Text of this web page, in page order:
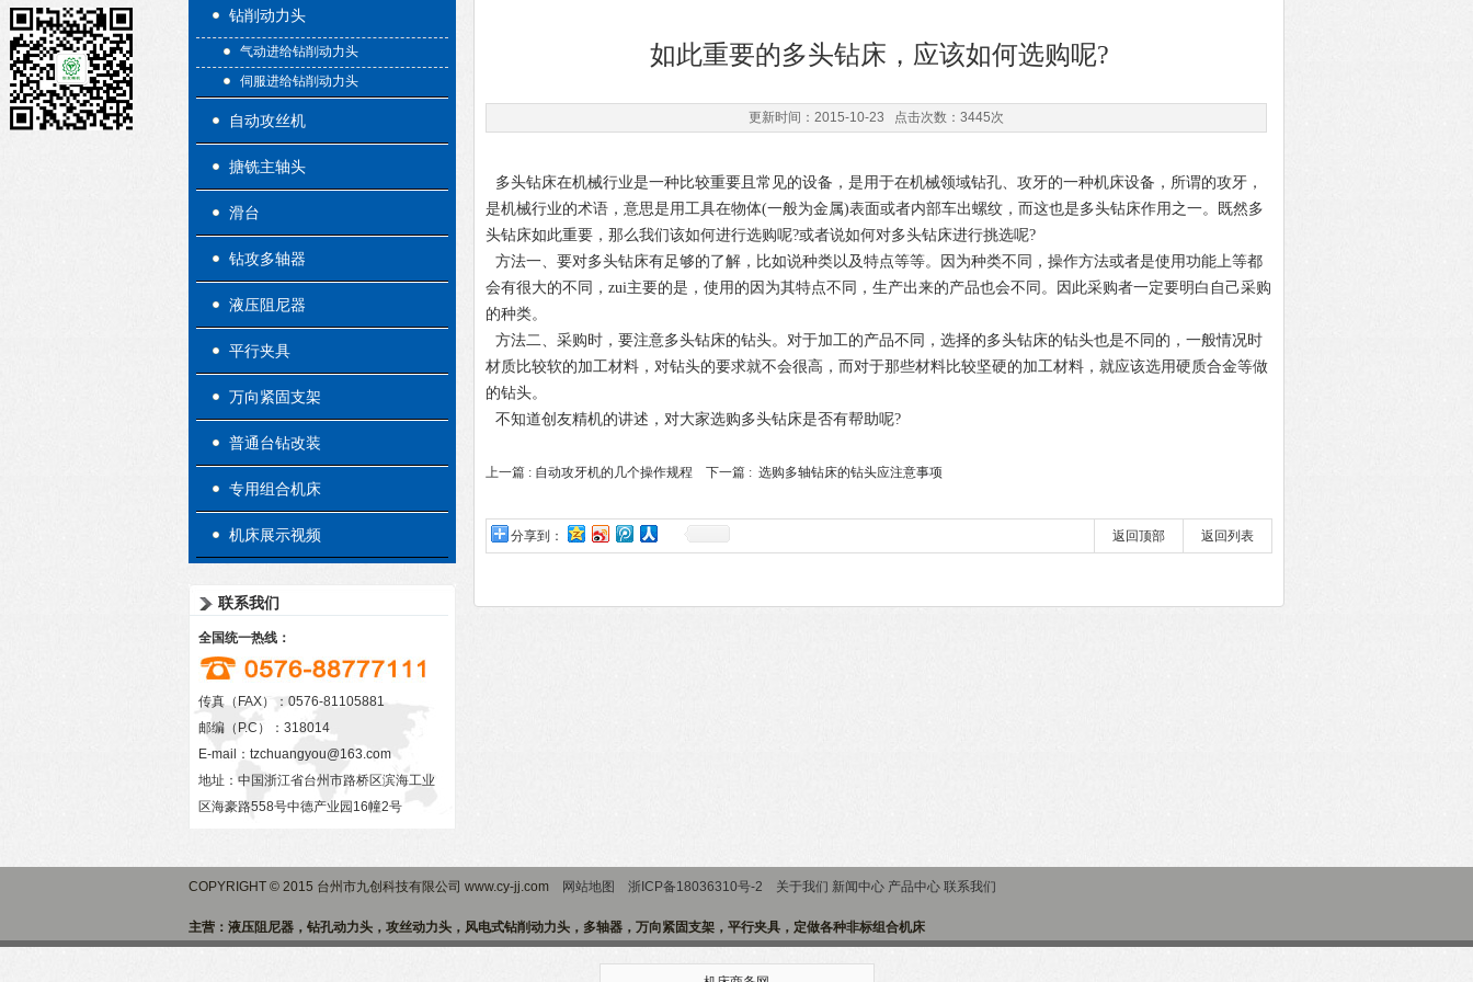
钻削动力头
气动进给钻削动力头
伺服进给钻削动力头
自动攻丝机
搪铣主轴头
滑台
钻攻多轴器
液压阻尼器
平行夹具
万向紧固支架
普通台钻改装
专用组合机床
机床展示视频
联系我们
全国统一热线：
传真（FAX）：0576-81105881
邮编（P.C）：318014
E-mail： tzchuangyou@163.com
地址：中国浙江省台州市路桥区滨海工业
区海豪路558号中德产业园16幢2号
如此重要的多头钻床，应该如何选购呢?
更新时间：2015-10-23 点击次数：3445次
多头钻床在机械行业是一种比较重要且常见的设备，是用于在机械领域钻孔、攻牙的一种机床设备，所谓的攻牙，
是机械行业的术语，意思是用工具在物体(一般为金属)表面或者内部车出螺纹，而这也是多头钻床作用之一。既然多
头钻床如此重要，那么我们该如何进行选购呢?或者说如何对多头钻床进行挑选呢?
方法一、要对多头钻床有足够的了解，比如说种类以及特点等等。因为种类不同，操作方法或者是使用功能上等都
会有很大的不同，zui主要的是，使用的因为其特点不同，生产出来的产品也会不同。因此采购者一定要明白自己采购
的种类。
方法二、采购时，要注意多头钻床的钻头。对于加工的产品不同，选择的多头钻床的钻头也是不同的，一般情况时
材质比较软的加工材料，对钻头的要求就不会很高，而对于那些材料比较坚硬的加工材料，就应该选用硬质合金等做
的钻头。
不知道创友精机的讲述，对大家选购多头钻床是否有帮助呢?
上一篇 : 自动攻牙机的几个操作规程 下一篇 : 选购多轴钻床的钻头应注意事项
分享到： 返回列表
返回顶部
COPYRIGHT © 2015 台州市九创科技有限公司 www.cy-jj.com 网站地图 浙ICP备18036310号-2 关于我们 新闻中心 产品中心 联系我们
主营：液压阻尼器，钻孔动力头，攻丝动力头，风电式钻削动力头，多轴器，万向紧固支架，平行夹具，定做各种非标组合机床